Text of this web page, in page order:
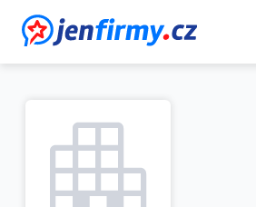
JenFirmy.cz